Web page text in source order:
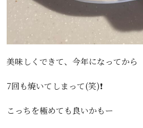
美味しくできて、今年になってから
7回も焼いてしまって(笑)❗️
こっちを極めても良いかもー